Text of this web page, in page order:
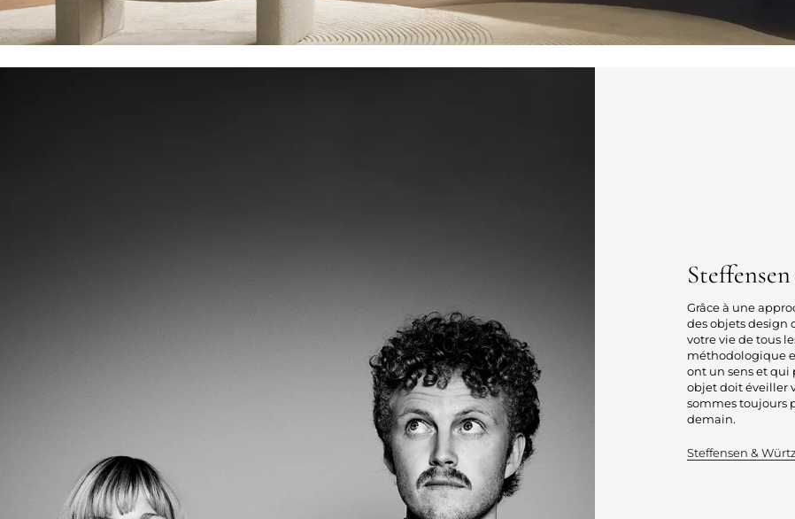
Grâce à une
des objets design
votre vie de tous
méthodologique
ont un sens et qui
objet doit éveiller
sommes toujours
demain.
Steffensen & Würtz